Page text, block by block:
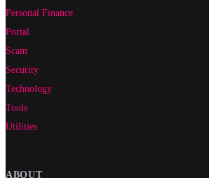
Personal Finance
Portal
Scam
Security
Technology
Tools
Utilities
ABOUT